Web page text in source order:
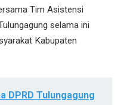
Tim Asistensi
selama ini
Kabupaten
DPRD Tulungagung